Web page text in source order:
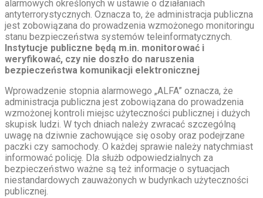
alarmowych określonych w ustawie o działaniach
antyterrorystycznych. Oznacza to, że administracja publiczna
jest zobowiązana do prowadzenia wzmożonego monitoringu
stanu bezpieczeństwa systemów teleinformatycznych.
Instytucje publiczne będą m.in. monitorować i
weryfikować, czy nie doszło do naruszenia
bezpieczeństwa komunikacji elektronicznej
Wprowadzenie stopnia alarmowego „ALFA” oznacza, że
administracja publiczna jest zobowiązana do prowadzenia
wzmożonej kontroli miejsc użyteczności publicznej i dużych
skupisk ludzi. W tych dniach należy zwracać szczególną
uwagę na dziwnie zachowujące się osoby oraz podejrzane
paczki czy samochody. O każdej sprawie należy natychmiast
informować policję. Dla służb odpowiedzialnych za
bezpieczeństwo ważne są też informacje o sytuacjach
niestandardowych zauważonych w budynkach użyteczności
publicznej.